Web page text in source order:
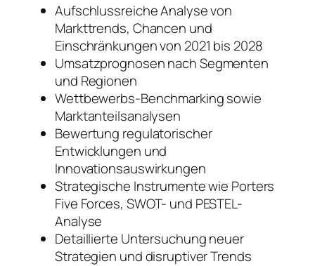
Aufschlussreiche Analyse von
Markttrends, Chancen und
Einschränkungen von 2021 bis 2028
Umsatzprognosen nach Segmenten
und Regionen
Wettbewerbs-Benchmarking sowie
Marktanteilsanalysen
Bewertung regulatorischer
Entwicklungen und
Innovationsauswirkungen
Strategische Instrumente wie Porters
Five Forces, SWOT- und PESTEL-
Analyse
Detaillierte Untersuchung neuer
Strategien und disruptiver Trends